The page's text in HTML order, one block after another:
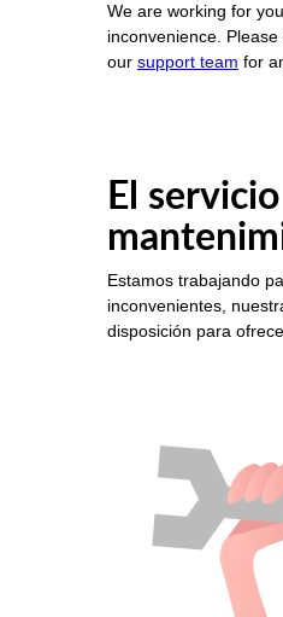
We are working for
inconvenience.
our support team for
El
Estamos trabajando
inconvenientes,
disposición para